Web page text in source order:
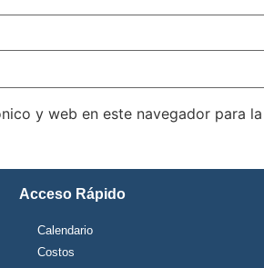
y web en este navegador para
Acceso Rápido
Calendario
Costos